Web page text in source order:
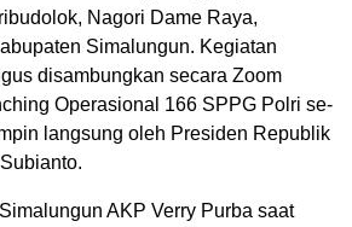
Nagori Dame Raya,
Simalungun. Kegiatan
disambungkan secara Zoom
Operasional 166 SPPG Polri se-
langsung oleh Presiden Republik
AKP Verry Purba saat